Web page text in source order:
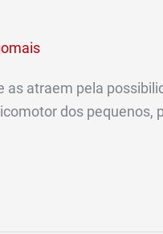
atraem pela
dos